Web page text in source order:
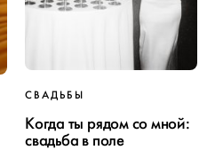
СВАДЬБЫ
Когда ты рядом со мной:
свадьба в поле